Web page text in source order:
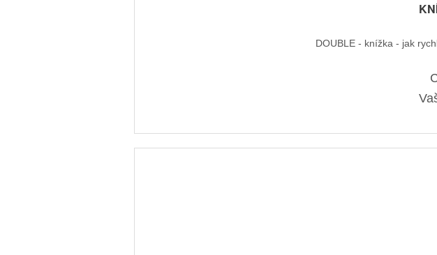
DOUBLE - knížka - jak